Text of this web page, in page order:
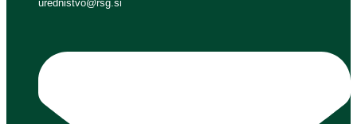
urednistvo@rsg.si